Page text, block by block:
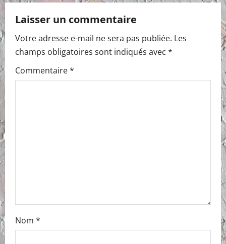
v
i
g
Laisser un commentaire
Votre adresse e-mail ne sera pas publiée. Les
champs obligatoires sont indiqués avec *
Commentaire*
Nom *